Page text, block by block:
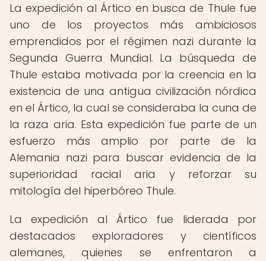
La expedición al Ártico en busca de Thule fue
uno de los proyectos más ambiciosos
emprendidos por el régimen nazi durante la
Segunda Guerra Mundial. La búsqueda de
Thule estaba motivada por la creencia en la
existencia de una antigua civilización nórdica
en el Ártico, la cual se consideraba la cuna de
la raza aria. Esta expedición fue parte de un
esfuerzo más amplio por parte de la
Alemania nazi para buscar evidencia de la
superioridad racial aria y reforzar su
mitología del hiperbóreo Thule.
La expedición al Ártico fue liderada por
destacados exploradores y científicos
alemanes, quienes se enfrentaron a